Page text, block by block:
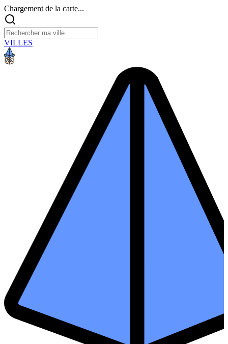
Chargement de la carte...
VILLES